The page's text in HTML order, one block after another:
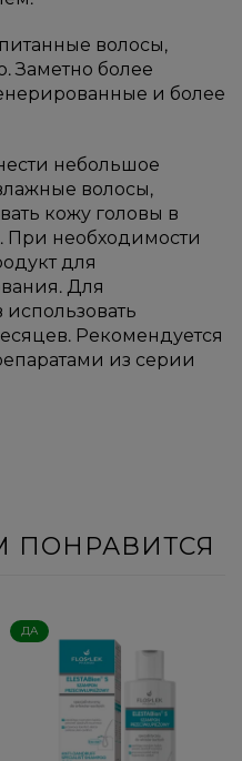
волосы,
Заметно более
и более
небольшое
волосы,
кожу головы в
При необходимости
для
Для
использовать
Рекомендуется
из серии
ПОНРАВИТСЯ
ДА